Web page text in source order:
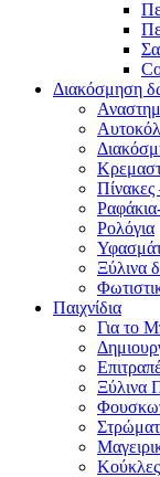
Διακόσμηση
Ρολόγια
Ξύλινα
Παιχνίδια
Για το
Ξύλινα